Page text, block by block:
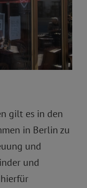
Migration und
gilt es in den
in Berlin zu
und
und